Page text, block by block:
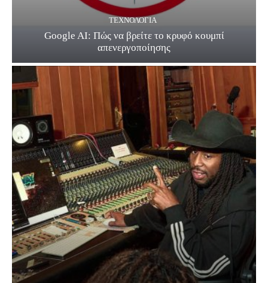
ΤΕΧΝΟΛΟΓΊΑ
Google AI: Πώς να βρείτε το κρυφό κουμπί
απενεργοποίησης